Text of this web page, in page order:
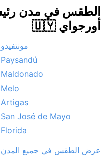
الطقس في مدن
أورجواي 🇺🇾
مونتفيدو
Paysandú
Maldonado
Melo
Artigas
San José de Mayo
Florida
عرض الطقس في جميع المدن